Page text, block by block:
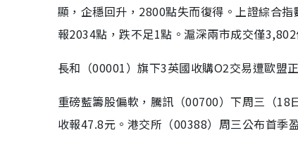
顯，企穩回升，2800點失而復得。上證綜合
報2034點，跌不足1點。滬深兩市成交僅3,802
長和（00001）旗下3英國收購O2交易遭歐盟
重磅藍籌股偏軟，騰訊（00700）下周三（18
收報47.8元。港交所（00388）周三公布首季